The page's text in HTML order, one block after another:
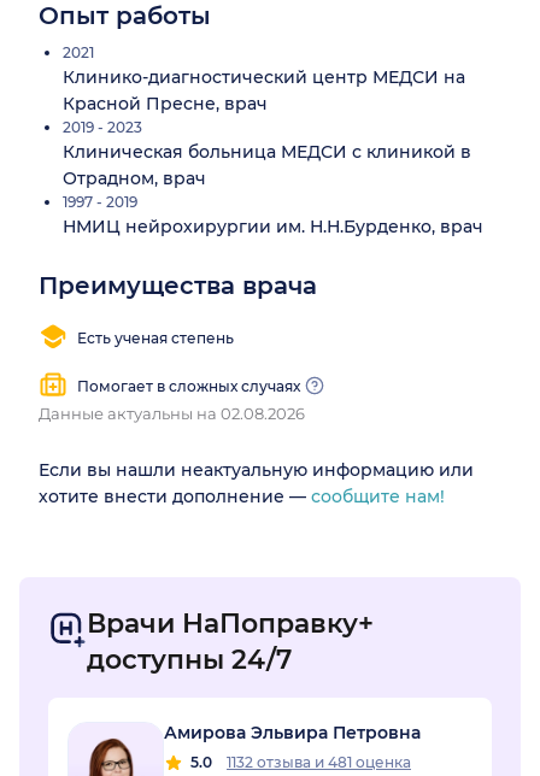
Опыт работы
2021
Клинико-диагностический центр МЕДСИ на
Красной Пресне, врач
2019 - 2023
Клиническая больница МЕДСИ с клиникой в
Отрадном, врач
1997 - 2019
НМИЦ нейрохирургии им. Н.Н.Бурденко, врач
Преимущества врача
Есть ученая степень
Помогает в сложных случаях
Данные актуальны на 02.08.2026
Если вы нашли неактуальную информацию или
хотите внести дополнение — сообщите нам!
Врачи НаПоправку+
доступны 24/7
Амирова Эльвира Петровна
5.0 1132 отзыва и 481 оценка